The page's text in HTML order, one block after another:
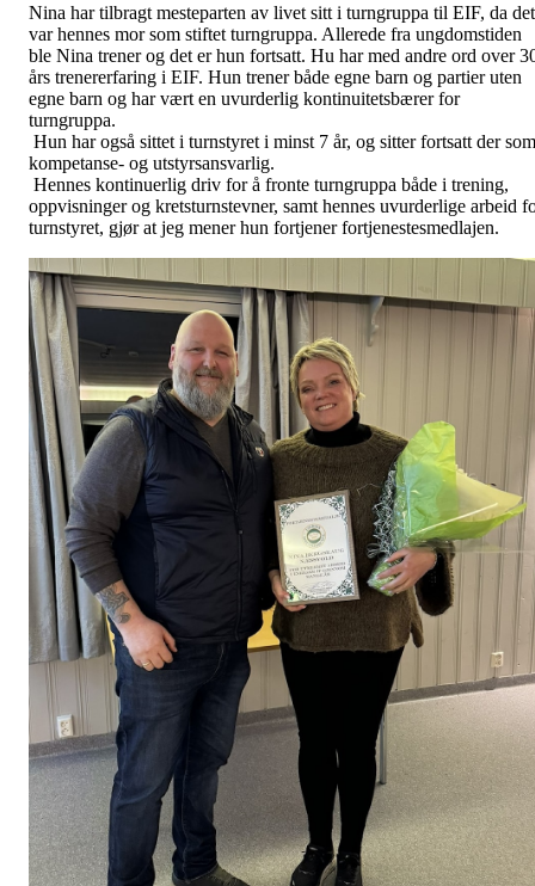
Nina har tilbragt mesteparten av livet sitt i turngruppa til EIF, da det
var hennes mor som stiftet turngruppa. Allerede fra ungdomstiden
ble Nina trener og det er hun fortsatt. Hu har med andre ord over
års trenererfaring i EIF. Hun trener både egne barn og partier uten
egne barn og har vært en uvurderlig kontinuitetsbærer for
turngruppa.
Hun har også sittet i turnstyret i minst 7 år, og sitter fortsatt der som
kompetanse- og utstyrsansvarlig.
Hennes kontinuerlig driv for å fronte turngruppa både i trening,
oppvisninger og kretsturnstevner, samt hennes uvurderlige arbeid
turnstyret, gjør at jeg mener hun fortjener fortjenestesmedlajen.